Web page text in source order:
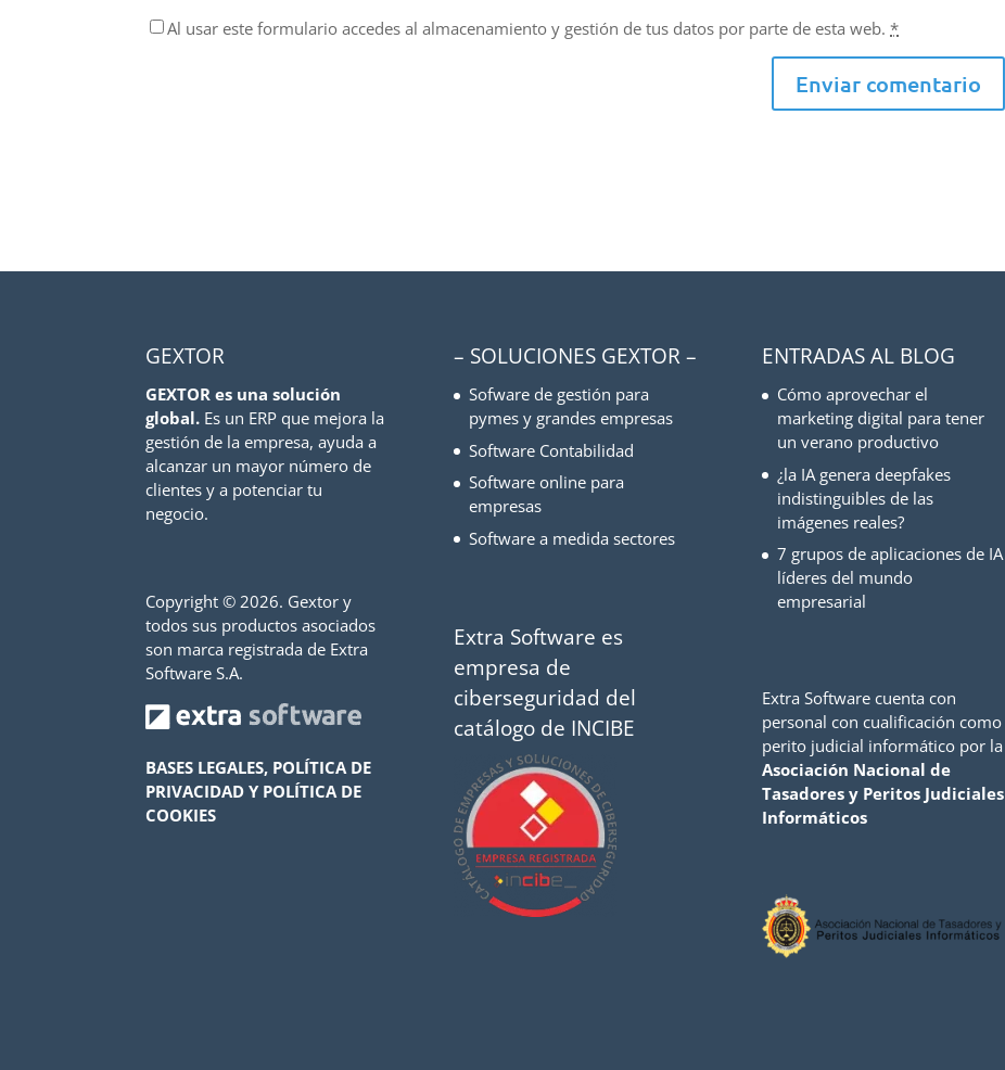
Al usar este formulario accedes al almacenamiento y gestión de tus datos por parte de esta web.*
GEXTOR
GEXTOR es una solución
global. Es un ERP que mejora la
gestión de la empresa, ayuda a
alcanzar un mayor número de
clientes y a potenciar tu
negocio.
Copyright ©2026. Gextor y
todos sus productos asociados
son marca registrada de Extra
Software S.A.
BASES LEGALES, POLÍTICA DE
PRIVACIDAD Y POLÍTICA DE
COOKIES
– SOLUCIONES GEXTOR –
Sofware de gestión para
pymes y grandes empresas
Software Contabilidad
Software online para
empresas
Software a medida sectores
Extra Software es
empresa de
ciberseguridad del
catálogo de INCIBE
ENTRADAS AL BLOG
Cómo aprovechar el
marketing digital para tener
un verano productivo
¿la IA genera deepfakes
indistinguibles de las
imágenes reales?
7 grupos de aplicaciones de IA
líderes del mundo
empresarial
Extra Software cuenta con
personal con cualificación como
perito judicial informático por la
Asociación Nacional de
Tasadores y Peritos Judiciales
Informáticos